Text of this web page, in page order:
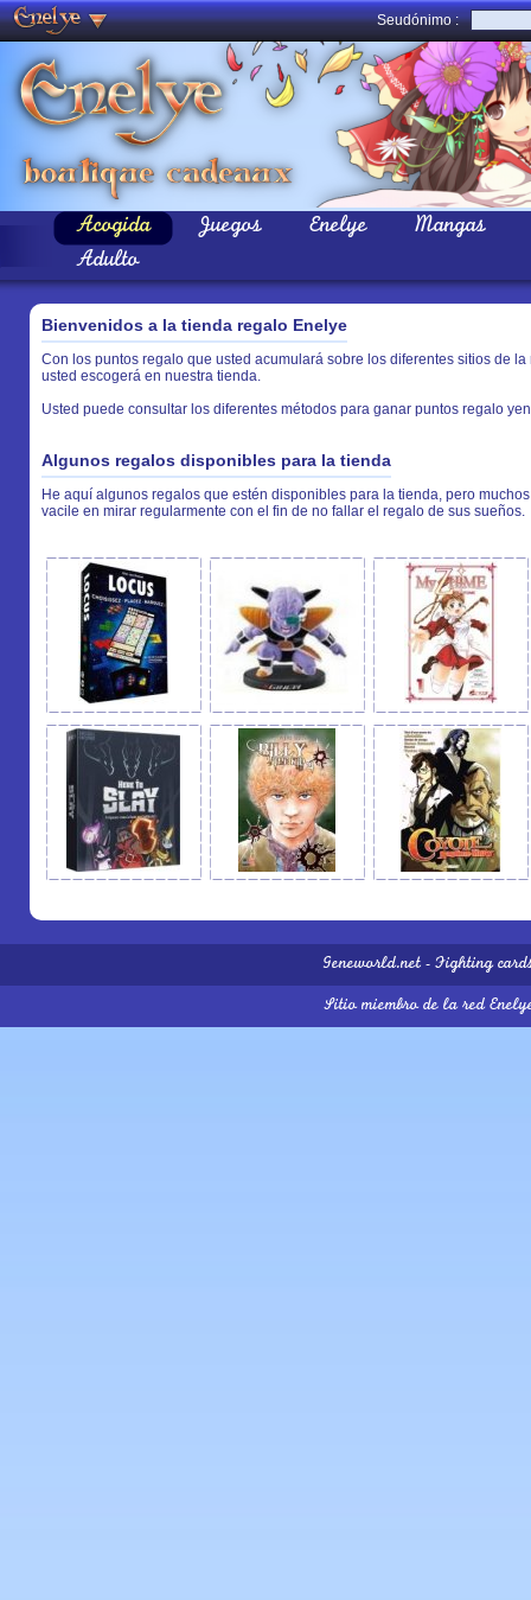
Seudónimo :
Acogida Juegos Enelye
Mangas
Adulto
Bienvenidos a la tienda regalo Enelye
Con los puntos regalo que usted acumulará sobre los diferentes sitios de
usted escogerá en nuestra tienda.
Usted puede consultar los diferentes métodos para ganar puntos regalo
Algunos regalos disponibles para la tienda
He aquí algunos regalos que estén disponibles para la tienda, pero
vacile en mirar regularmente con el fin de no fallar el regalo de sus sueños.
Geneworld.net - Fighting
Sitio miembro de la red